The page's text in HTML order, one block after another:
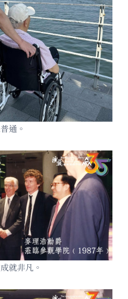
通。
就非凡。